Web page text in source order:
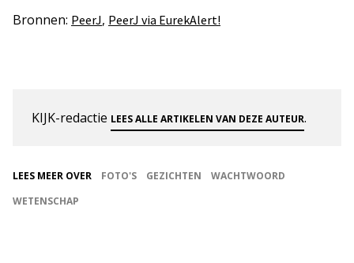
Bronnen: PeerJ, PeerJ via EurekAlert!
KIJK-redactie LEES ALLE ARTIKELEN VAN DEZE AUTEUR.
LEES MEER OVER FOTO'S GEZICHTEN
WACHTWOORD
WETENSCHAP